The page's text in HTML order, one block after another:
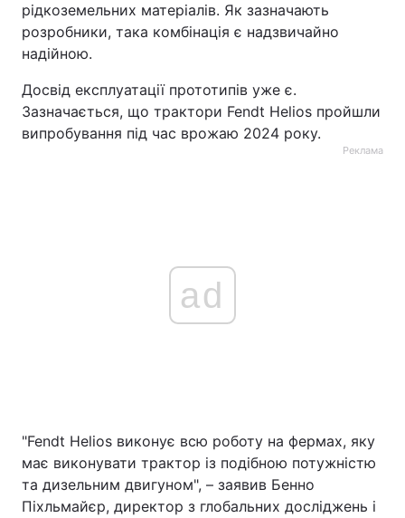
рідкоземельних матеріалів. Як зазначають
розробники, така комбінація є надзвичайно
надійною.
Досвід експлуатації прототипів уже є.
Зазначається, що трактори Fendt Helios пройшли
випробування під час врожаю 2024 року.
Реклама
ad
"Fendt Helios виконує всю роботу на фермах, яку
має виконувати трактор із подібною потужністю
та дизельним двигуном", – заявив Бенно
Піхльмайєр, директор з глобальних досліджень і